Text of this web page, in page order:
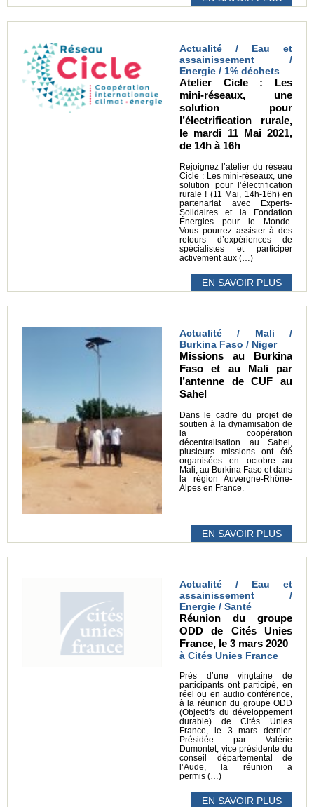
Actualité / Eau et
assainissement /
Energie / 1% déchets
Atelier Cicle : Les
mini-réseaux, une
solution pour
l’électrification rurale,
le mardi 11 Mai 2021,
de 14h à 16h
Rejoignez l’atelier du réseau
Cicle : Les mini-réseaux, une
solution pour l’électrification
rurale ! (11 Mai, 14h-16h) en
partenariat avec Experts-
Solidaires et la Fondation
Énergies pour le Monde.
Vous pourrez assister à des
retours d’expériences de
spécialistes et participer
activement aux (…)
EN SAVOIR PLUS
Actualité / Mali /
Burkina Faso / Niger
Missions au Burkina
Faso et au Mali par
l’antenne de CUF au
Sahel
Dans le cadre du projet de
soutien à la dynamisation de
la coopération
décentralisation au Sahel,
plusieurs missions ont été
organisées en octobre au
Mali, au Burkina Faso et dans
la région Auvergne-Rhône-
Alpes en France.
EN SAVOIR PLUS
Actualité / Eau et
assainissement /
Energie / Santé
Réunion du groupe
ODD de Cités Unies
France, le 3 mars 2020
à Cités Unies France
Près d’une vingtaine de
participants ont participé, en
réel ou en audio conférence,
à la réunion du groupe ODD
(Objectifs du développement
durable) de Cités Unies
France, le 3 mars dernier.
Présidée par Valérie
Dumontet, vice présidente du
conseil départemental de
l’Aude, la réunion a
permis (…)
EN SAVOIR PLUS